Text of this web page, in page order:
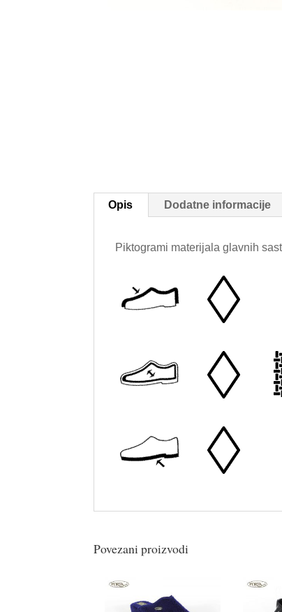
Opis Dodatne informacije
Piktogrami materijala glavnih
Povezani proizvodi